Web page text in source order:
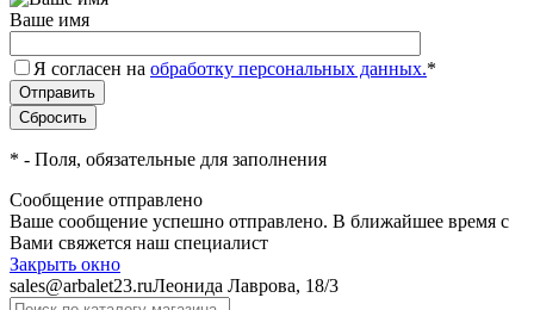
Ваше имя
Я согласен на обработку персональных данных.*
* - Поля, обязательные для заполнения
Сообщение отправлено
Ваше сообщение успешно отправлено. В ближайшее время с
Вами свяжется наш специалист
Закрыть окно
sales@arbalet23.ruЛеонида Лаврова, 18/3